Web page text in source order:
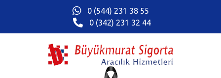
0 (544) 231 38 55
0 (342) 231 32 44